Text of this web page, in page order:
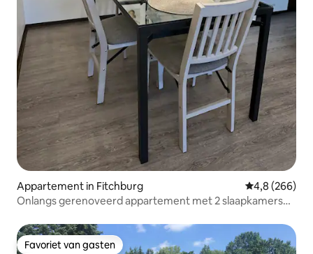
Appartement in Fitchburg Gemiddelde
4,8 (266)
Onlangs gerenoveerd appartement met 2 slaapkamers
Favoriet van gasten
Favoriet van gasten